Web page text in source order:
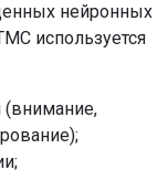
нейронных
используется
(внимание,